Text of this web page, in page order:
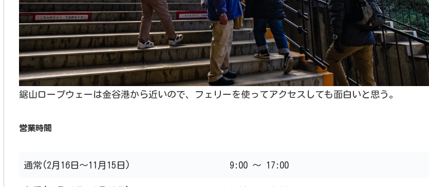
鋸山ロープウェーは金谷港から近いので、フェリーを使ってアクセスしても面白いと思う。
営業時間
通常(2月16日～11月15日) 9:00 ～ 17:00